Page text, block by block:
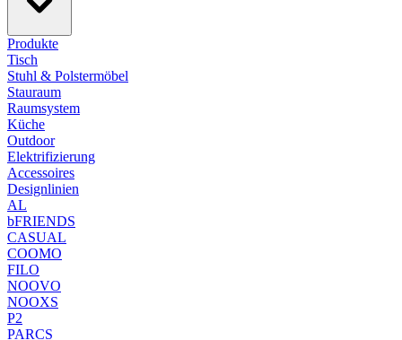
Produkte
Tisch
Stuhl & Polstermöbel
Stauraum
Raumsystem
Küche
Outdoor
Elektrifizierung
Accessoires
Designlinien
AL
bFRIENDS
CASUAL
COOMO
FILO
NOOVO
NOOXS
P2
PARCS